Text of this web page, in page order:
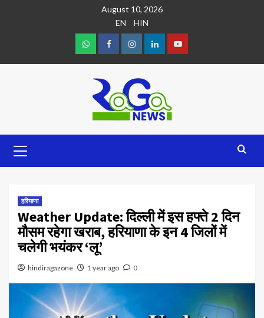
August 10, 2026
EN
HIN
हरियाणा
Weather Update: दिल्ली में इस हफ्ते 2 दिन
मौसम रहेगा खराब, हरियाणा के इन 4 जिलों में
चलेगी भयंकर ‘लू’
hindiragazone 1 year ago 0